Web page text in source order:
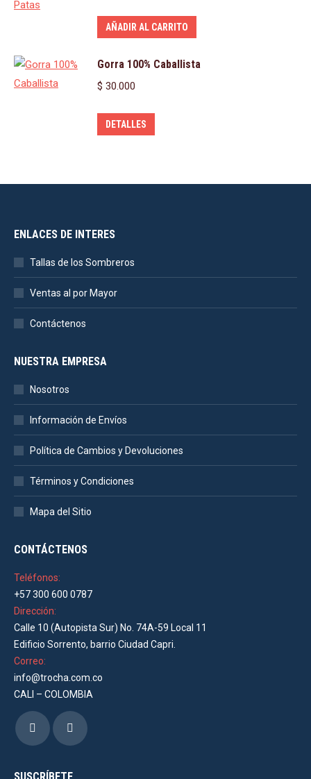
AÑADIR AL CARRITO
Gorra 100% Caballista
$ 30.000
DETALLES
ENLACES DE INTERES
Tallas de los Sombreros
Ventas al por Mayor
Contáctenos
NUESTRA EMPRESA
Nosotros
Información de Envíos
Política de Cambios y Devoluciones
Términos y Condiciones
Mapa del Sitio
CONTÁCTENOS
Teléfonos:
+57 300 600 0787
Dirección:
Calle 10 (Autopista Sur) No. 74A-59 Local 11
Edificio Sorrento, barrio Ciudad Capri.
Correo:
info@trocha.com.co
CALI – COLOMBIA
Encuéntranos en:
Facebook
opens
Instagram
opens